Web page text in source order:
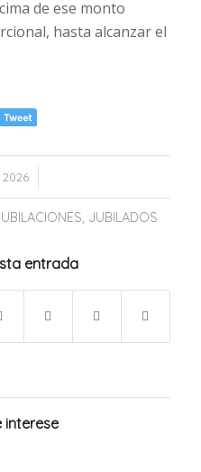
de ese monto
hasta alcanzar el
2026
, JUBILADOS
entrada
interese